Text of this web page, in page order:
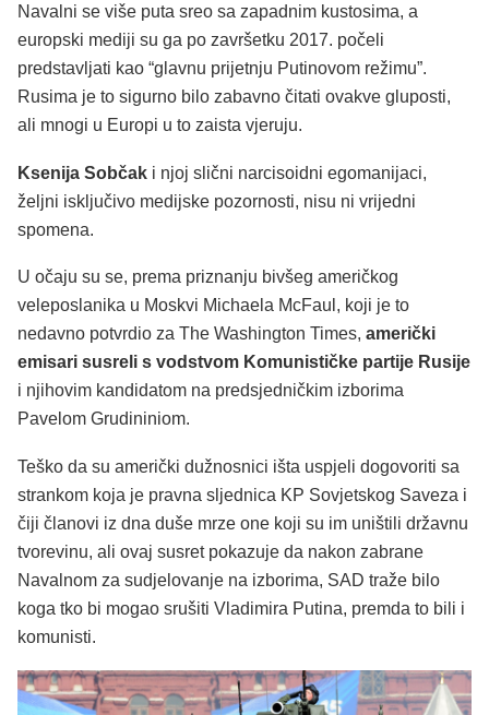
Navalni se više puta sreo sa zapadnim kustosima, a
europski mediji su ga po završetku 2017. počeli
predstavljati kao “glavnu prijetnju Putinovom režimu”.
Rusima je to sigurno bilo zabavno čitati ovakve gluposti,
ali mnogi u Europi u to zaista vjeruju.
Ksenija Sobčak i njoj slični narcisoidni egomanijaci,
željni isključivo medijske pozornosti, nisu ni vrijedni
spomena.
U očaju su se, prema priznanju bivšeg američkog
veleposlanika u Moskvi Michaela McFaul, koji je to
nedavno potvrdio za The Washington Times, američki
emisari susreli s vodstvom Komunističke partije Rusije
i njihovim kandidatom na predsjedničkim izborima
Pavelom Grudininiom.
Teško da su američki dužnosnici išta uspjeli dogovoriti sa
strankom koja je pravna sljednica KP Sovjetskog Saveza i
čiji članovi iz dna duše mrze one koji su im uništili državnu
tvorevinu, ali ovaj susret pokazuje da nakon zabrane
Navalnom za sudjelovanje na izborima, SAD traže bilo
koga tko bi mogao srušiti Vladimira Putina, premda to bili i
komunisti.